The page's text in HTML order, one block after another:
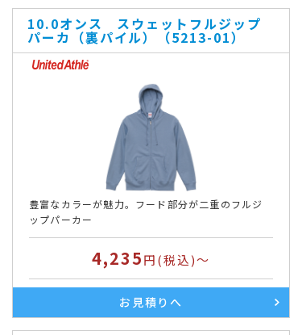
10.0オンス スウェットフルジップ
パーカ（裏パイル）（5213-01）
豊富なカラーが魅力。フード部分が二重のフルジ
ップパーカー
4,235円(税込)～
お見積りへ